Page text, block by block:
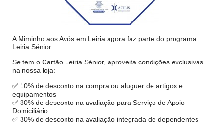
A Miminho aos Avós em Leiria agora faz parte do programa
Leiria Sénior.
Se tem o Cartão Leiria Sénior, aproveita condições exclusivas
na nossa loja:
✅ 10% de desconto na compra ou aluguer de artigos e
equipamentos
✅ 30% de desconto na avaliação para Serviço de Apoio
Domiciliário
✅ 30% de desconto na avaliação integrada de dependentes